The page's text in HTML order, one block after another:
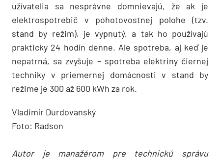
užívatelia sa nesprávne domnievajú, že ak je
elektrospotrebič v pohotovostnej polohe (tzv.
stand by režim), je vypnutý, a tak ho používajú
prakticky 24 hodín denne. Ale spotreba, aj keď je
nepatrná, sa zvyšuje – spotreba elektriny čiernej
techniky v priemernej domácnosti v stand by
režime je 300 až 600 kWh za rok.
Vladimír Durdovanský
Foto: Radson
Autor je manažérom pre technickú správu